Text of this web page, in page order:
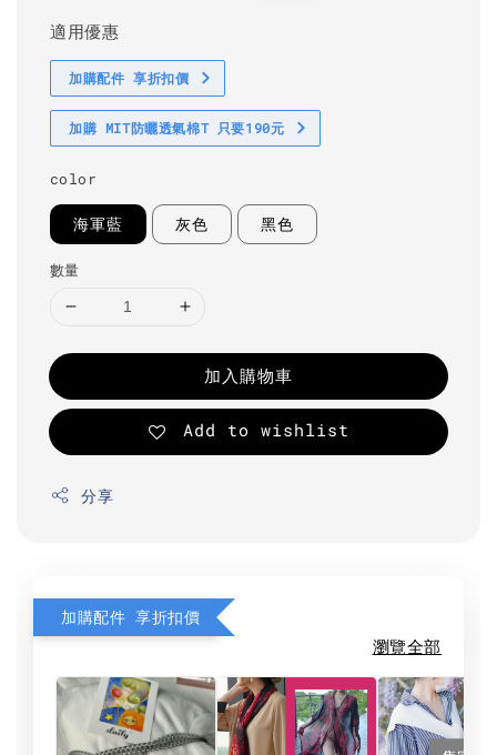
適用優惠
加購配件 享折扣價
加購 MIT防曬透氣棉T 只要190元
color
海軍藍 灰色 黑色
數量
加入購物車
Add to wishlist
分享
加購配件 享折扣價
瀏覽全部